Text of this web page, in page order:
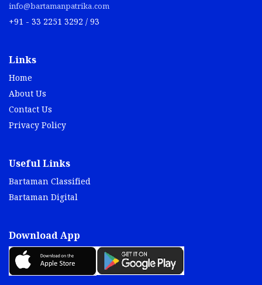
info@bartamanpatrika.com
+91 - 33 2251 3292 / 93
Links
Home
About Us
Contact Us
Privacy Policy
Useful Links
Bartaman Classified
Bartaman Digital
Download App